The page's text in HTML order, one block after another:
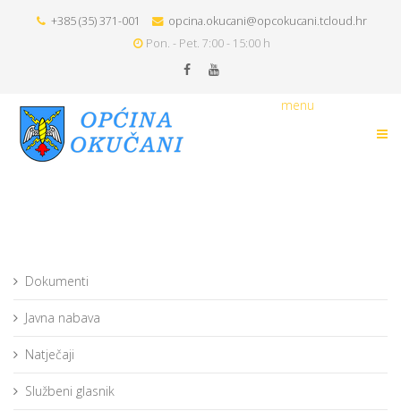
+385 (35) 371-001
opcina.okucani@opcokucani.tcloud.hr
Pon. - Pet. 7:00 - 15:00 h
menu
Dokumenti
Javna nabava
Natječaji
Službeni glasnik